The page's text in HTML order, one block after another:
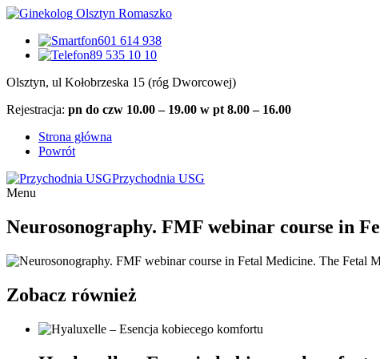
601 614 938
89 535 10 10
Olsztyn, ul Kołobrzeska 15 (róg Dworcowej)
Rejestracja: pn do czw 10.00 – 19.00 w pt 8.00 – 16.00
Strona główna
Powrót
Przychodnia USG
Menu
Neurosonography. FMF webinar course in
Zobacz również